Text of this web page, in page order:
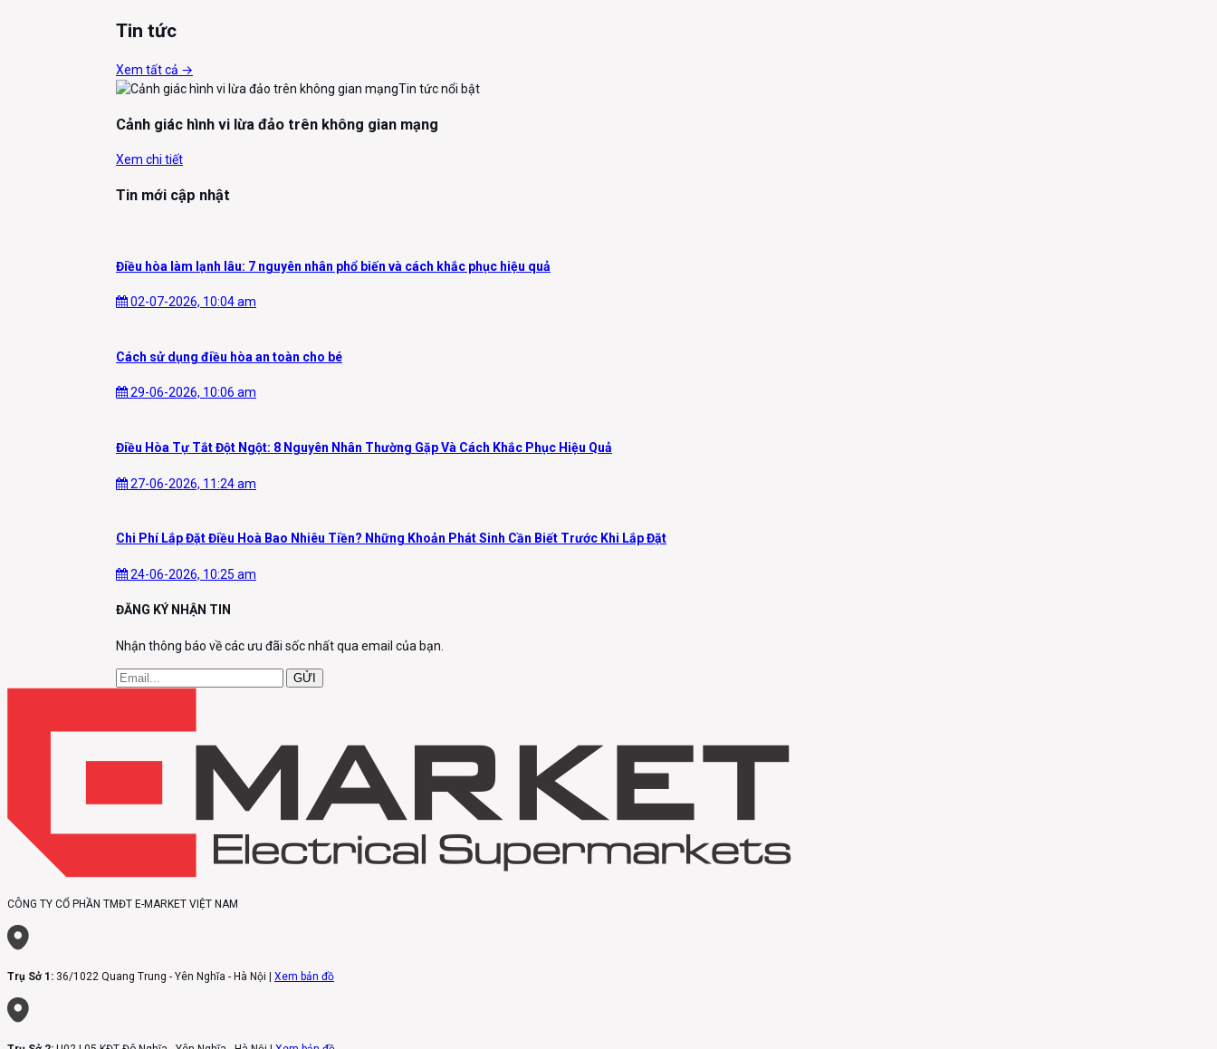
Tin tức
Xem tất cả →
Tin tức nổi bật
Cảnh giác hình vi lừa đảo trên không gian mạng
Xem chi tiết
Tin mới cập nhật
Điều hòa làm lạnh lâu: 7 nguyên nhân phổ biến và cách khắc phục hiệu quả
02-07-2026, 10:04 am
Cách sử dụng điều hòa an toàn cho bé
29-06-2026, 10:06 am
Điều Hòa Tự Tắt Đột Ngột: 8 Nguyên Nhân Thường Gặp Và Cách Khắc Phục Hiệu Quả
27-06-2026, 11:24 am
Chi Phí Lắp Đặt Điều Hoà Bao Nhiêu Tiền? Những Khoản Phát Sinh Cần Biết Trước Khi Lắp Đặt
24-06-2026, 10:25 am
ĐĂNG KÝ NHẬN TIN
Nhận thông báo về các ưu đãi sốc nhất qua email của bạn.
GỬI
CÔNG TY CỔ PHẦN TMĐT E-MARKET VIỆT NAM
Trụ Sở 1: 36/1022 Quang Trung - Yên Nghĩa - Hà Nội | Xem bản đồ